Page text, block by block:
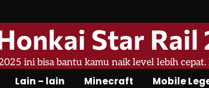
Star Rail
ini bisa bantu kamu naik level lebih
Lain – lain Minecraft Mobile